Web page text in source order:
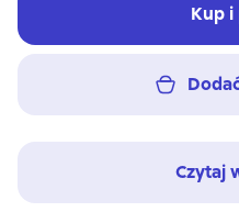
Kup
Czytaj